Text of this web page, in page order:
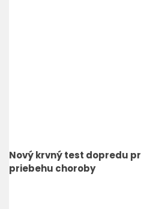
Nový krvný test dopredu
priebehu choroby